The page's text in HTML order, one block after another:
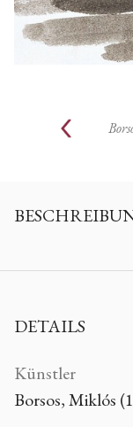
DETAILS
Künstler
Borsos, Miklós